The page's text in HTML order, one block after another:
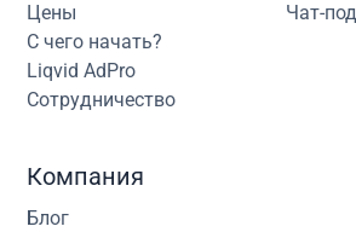
Цены
С чего начать?
Liqvid AdPro
Сотрудничество
Чат-
Компания
Блог